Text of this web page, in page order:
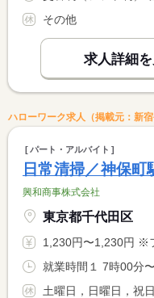
その他
求人詳細
ハローワーク求人（掲載元：新宿
パート・アルバイト
日常清掃／神保町
興和商事株式会社
東京都千代田区
1,230円〜1,230円 ※フルタイム求人の場
就業時間１ 7時00分
土曜日，日曜日，祝